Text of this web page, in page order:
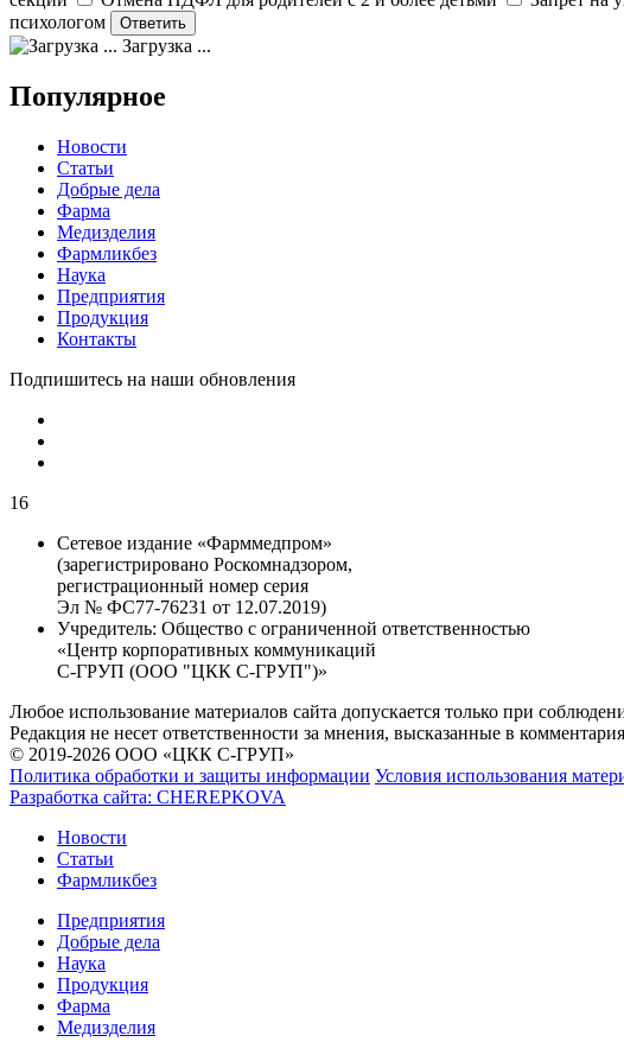
психологом
Загрузка ...
Популярное
Новости
Статьи
Добрые дела
Фарма
Медизделия
Фармликбез
Наука
Предприятия
Продукция
Контакты
Подпишитесь на наши обновления
16
Сетевое издание «Фарммедпром»
(зарегистрировано Роскомнадзором,
регистрационный номер серия
Эл № ФС77-76231 от 12.07.2019)
Учредитель: Общество с ограниченной ответственностью
«Центр корпоративных коммуникаций
С-ГРУП (ООО "ЦКК С-ГРУП")»
Любое использование материалов сайта допускается только при
Редакция не несет ответственности за мнения, высказанные в
© 2019-2026 ООО «ЦКК С-ГРУП»
Политика обработки и защиты информации Условия использования
Разработка сайта: CHEREPKOVA
Новости
Статьи
Фармликбез
Предприятия
Добрые дела
Наука
Продукция
Фарма
Медизделия